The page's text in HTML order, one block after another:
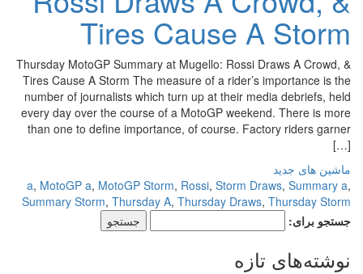
Tires Cause A Storm
Thursday MotoGP Summary at Mugello: Rossi Draws A Crowd, &
Tires Cause A Storm The measure of a rider’s importance is the
number of journalists which turn up at their media debriefs, held
every day over the course of a MotoGP weekend. There is more
than one to define importance, of course. Factory riders garner
[…]
ماشین های جدید
a,MotoGP a,MotoGP Storm,Rossi,Storm Draws,Summary a
Summary Storm,Thursday A,Thursday Draws,Thursday Storm
جستجو برای:
نوشته‌های تازه